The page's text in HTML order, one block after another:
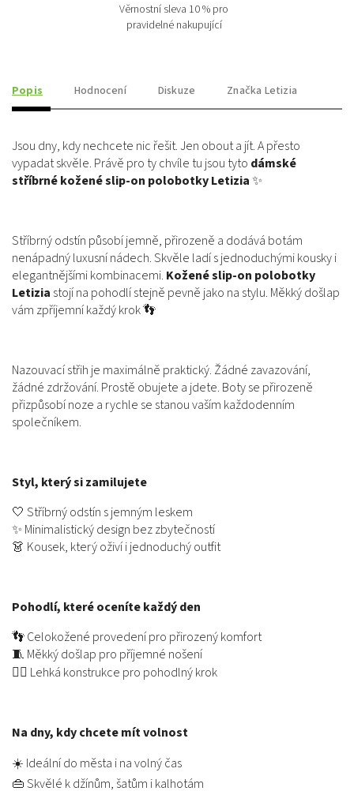
Věrnostní sleva 10 % pro
pravidelné nakupující
Popis Hodnocení Diskuze Značka Letizia
Jsou dny, kdy nechcete nic řešit. Jen obout a jít. A přesto
vypadat skvěle. Právě pro ty chvíle tu jsou tyto dámské
stříbrné kožené slip-on polobotky Letizia✨
Stříbrný odstín působí jemně, přirozeně a dodává botám
nenápadný luxusní nádech. Skvěle ladí s jednoduchými kousky i
elegantnějšími kombinacemi. Kožené slip-on polobotky
Letizia stojí na pohodlí stejně pevně jako na stylu. Měkký došlap
vám zpříjemní každý krok 👣
Nazouvací střih je maximálně praktický. Žádné zavazování,
žádné zdržování. Prostě obujete a jdete. Boty se přirozeně
přizpůsobí noze a rychle se stanou vaším každodenním
společníkem.
Styl, který si zamilujete
🤍 Stříbrný odstín s jemným leskem
✨ Minimalistický design bez zbytečností
👗 Kousek, který oživí i jednoduchý outfit
Pohodlí, které oceníte každý den
👣 Celokožené provedení pro přirozený komfort
🧵 Měkký došlap pro příjemné nošení
🚶‍♀️ Lehká konstrukce pro pohodlný krok
Na dny, kdy chcete mít volnost
☀️ Ideální do města i na volný čas
👜 Skvělé k džínům, šatům i kalhotám